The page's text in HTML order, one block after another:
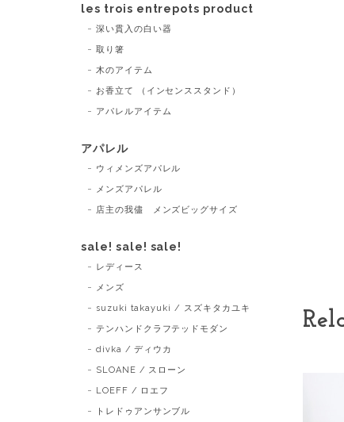
les trois entrepots product
深い貫入の白い器
取り箸
木のアイテム
お香立て （インセンススタンド）
アパレルアイテム
アパレル
ウィメンズアパレル
メンズアパレル
店主の我儘 メンズビッグサイズ
sale! sale! sale!
レディース
メンズ
suzuki takayuki / スズキタカユキ
テンハンドクラフテッドモダン
divka / ディウカ
SLOANE / スローン
LOEFF / ロエフ
トレドゥアンサンブル